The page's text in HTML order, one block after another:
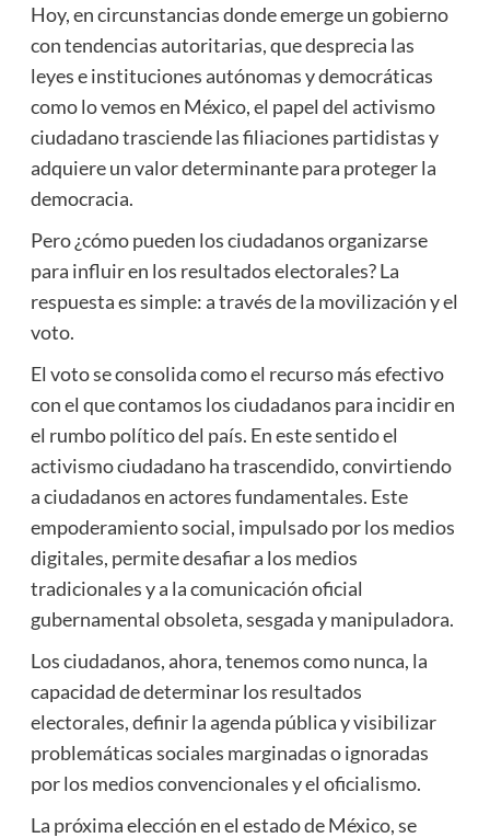
Hoy, en circunstancias donde emerge un gobierno
con tendencias autoritarias, que desprecia las
leyes e instituciones autónomas y democráticas
como lo vemos en México, el papel del activismo
ciudadano trasciende las filiaciones partidistas y
adquiere un valor determinante para proteger la
democracia.
Pero ¿cómo pueden los ciudadanos organizarse
para influir en los resultados electorales? La
respuesta es simple: a través de la movilización y el
voto.
El voto se consolida como el recurso más efectivo
con el que contamos los ciudadanos para incidir en
el rumbo político del país. En este sentido el
activismo ciudadano ha trascendido, convirtiendo
a ciudadanos en actores fundamentales. Este
empoderamiento social, impulsado por los medios
digitales, permite desafiar a los medios
tradicionales y a la comunicación oficial
gubernamental obsoleta, sesgada y manipuladora.
Los ciudadanos, ahora, tenemos como nunca, la
capacidad de determinar los resultados
electorales, definir la agenda pública y visibilizar
problemáticas sociales marginadas o ignoradas
por los medios convencionales y el oficialismo.
La próxima elección en el estado de México, se